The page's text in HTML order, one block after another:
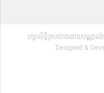
រក្សាសិទ្ធិគ្រប់យ៉ាងដោយបណ្ណាល័
Designed &